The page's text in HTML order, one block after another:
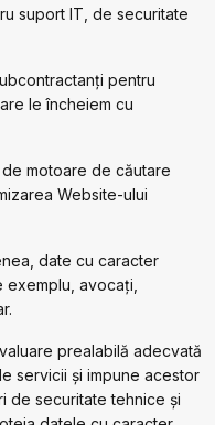
suport IT, de securitate
pentru
le încheiem cu
motoare de căutare
Website-ului
date cu caracter
avocați,
prealabilă adecvată
servicii și impune acestor
de securitate tehnice și